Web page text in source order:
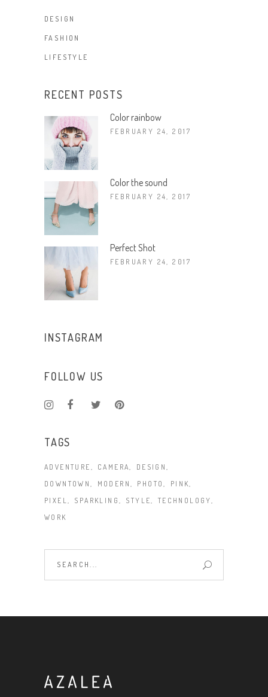
DESIGN
FASHION
LIFESTYLE
RECENT POSTS
Color rainbow
FEBRUARY 24, 2017
Color the sound
FEBRUARY 24, 2017
Perfect Shot
FEBRUARY 24, 2017
INSTAGRAM
FOLLOW US
TAGS
ADVENTURE CAMERA
DESIGN
DOWNTOWN
MODERN PHOTO
PINK
PIXEL
SPARKLING STYLE
TECHNOLOGY
WORK